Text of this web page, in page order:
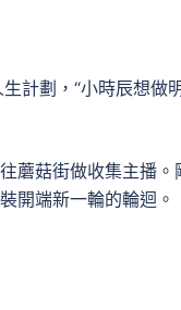
計劃，“小時辰想做
蘑菇街做收集主播
開端新一輪的輪迴。